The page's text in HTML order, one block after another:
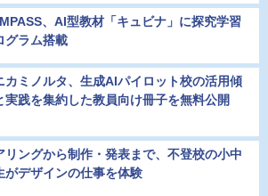
、AI型教材「キュビナ」に探究学習
グラム搭載
カミノルタ、生成AIパイロット校の活用傾
実践を集約した教員向け冊子を無料公開
リングから制作・発表まで、不登校の小中
がデザインの仕事を体験